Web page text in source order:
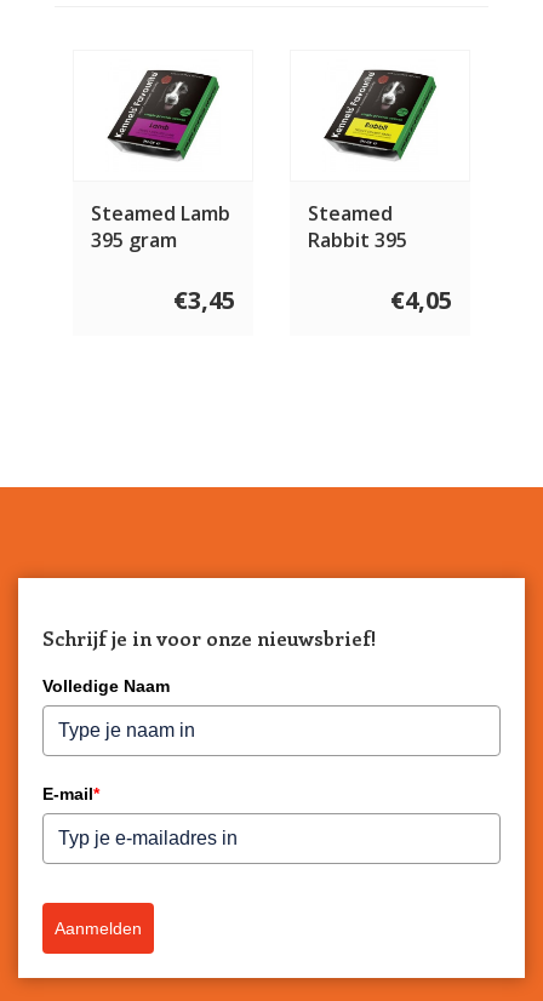
Steamed Lamb
395 gram
€3,45
Steamed
Rabbit 395
€4,05
Schrijf je in voor onze nieuwsbrief!
Volledige Naam
E-mail*
Aanmelden